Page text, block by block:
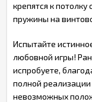
крепятся к
пружины на
Испытайте
любовной игры!
испробуете,
полной реализации
невозможных